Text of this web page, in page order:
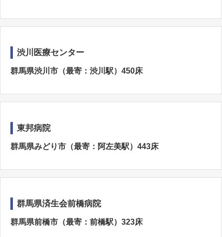
渋川医療センター
群馬県渋川市（最寄：渋川駅）450床
東邦病院
群馬県みどり市（最寄：阿左美駅）443床
群馬県済生会前橋病院
群馬県前橋市（最寄：前橋駅）323床